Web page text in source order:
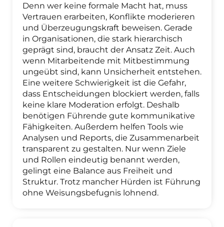
Denn wer keine formale Macht hat, muss
Vertrauen erarbeiten, Konflikte moderieren
und Überzeugungskraft beweisen. Gerade
in Organisationen, die stark hierarchisch
geprägt sind, braucht der Ansatz Zeit. Auch
wenn Mitarbeitende mit Mitbestimmung
ungeübt sind, kann Unsicherheit entstehen.
Eine weitere Schwierigkeit ist die Gefahr,
dass Entscheidungen blockiert werden, falls
keine klare Moderation erfolgt. Deshalb
benötigen Führende gute kommunikative
Fähigkeiten. Außerdem helfen Tools wie
Analysen und Reports, die Zusammenarbeit
transparent zu gestalten. Nur wenn Ziele
und Rollen eindeutig benannt werden,
gelingt eine Balance aus Freiheit und
Struktur. Trotz mancher Hürden ist Führung
ohne Weisungsbefugnis lohnend.